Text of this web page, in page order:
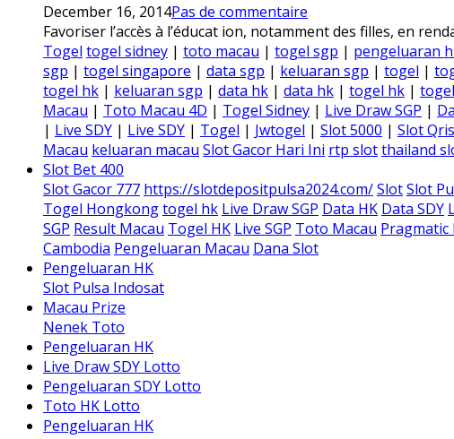
December 16, 2014Pas de commentaire
Favoriser l’accès à l’éducat ion, notamment des filles, en
Togel togel sidney | toto macau | togel sgp | pengeluaran
sgp | togel singapore | data sgp | keluaran sgp | togel |
togel hk | keluaran sgp | data hk | data hk | togel hk | togel
Macau | Toto Macau 4D | Togel Sidney | Live Draw SGP |
| Live SDY | Live SDY | Togel | Jwtogel | Slot 5000 | Slot Qris
Macau keluaran macau Slot Gacor Hari Ini rtp slotthailand
Slot Bet 400
Slot Gacor 777 https://slotdepositpulsa2024.com/SlotSlot
Togel Hongkongtogel hk Live Draw SGP Data HK Data SDY
SGP Result Macau Togel HK Live SGP Toto Macau Pragmatic
Cambodia Pengeluaran Macau Dana Slot
Pengeluaran HK
Slot Pulsa Indosat
Macau Prize
Nenek Toto
Pengeluaran HK
Live Draw SDY Lotto
Pengeluaran SDY Lotto
Toto HK Lotto
Pengeluaran HK